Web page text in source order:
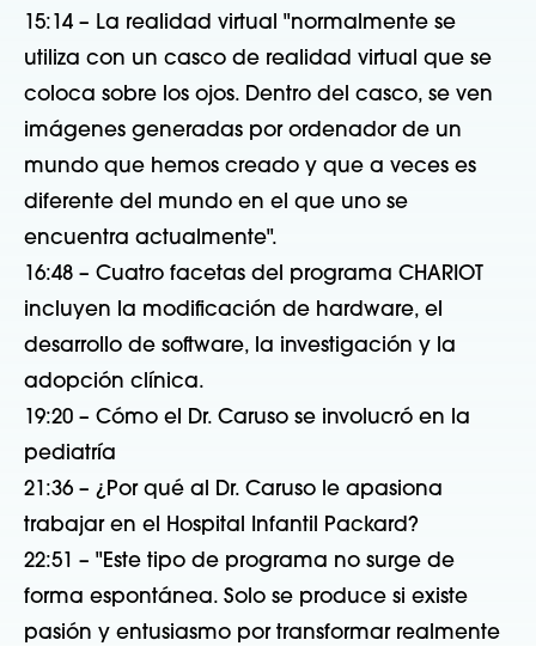
15:14 – La realidad virtual "normalmente se
utiliza con un casco de realidad virtual que se
coloca sobre los ojos. Dentro del casco, se ven
imágenes generadas por ordenador de un
mundo que hemos creado y que a veces es
diferente del mundo en el que uno se
encuentra actualmente".
16:48 – Cuatro facetas del programa CHARIOT
incluyen la modificación de hardware, el
desarrollo de software, la investigación y la
adopción clínica.
19:20 – Cómo el Dr. Caruso se involucró en la
pediatría
21:36 – ¿Por qué al Dr. Caruso le apasiona
trabajar en el Hospital Infantil Packard?
22:51 – "Este tipo de programa no surge de
forma espontánea. Solo se produce si existe
pasión y entusiasmo por transformar realmente